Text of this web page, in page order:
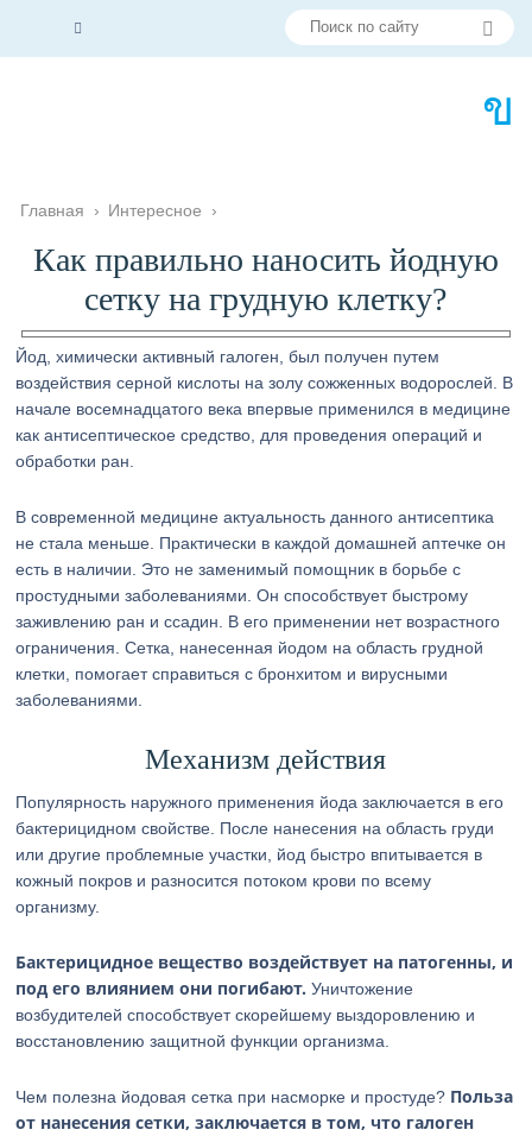
Главная › Интересное ›
Как правильно наносить йодную
сетку на грудную клетку?
Йод, химически активный галоген, был получен путем
воздействия серной кислоты на золу сожженных водорослей. В
начале восемнадцатого века впервые применился в медицине
как антисептическое средство, для проведения операций и
обработки ран.
В современной медицине актуальность данного антисептика
не стала меньше. Практически в каждой домашней аптечке он
есть в наличии. Это не заменимый помощник в борьбе с
простудными заболеваниями. Он способствует быстрому
заживлению ран и ссадин. В его применении нет возрастного
ограничения. Сетка, нанесенная йодом на область грудной
клетки, помогает справиться с бронхитом и вирусными
заболеваниями.
Механизм действия
Популярность наружного применения йода заключается в его
бактерицидном свойстве. После нанесения на область груди
или другие проблемные участки, йод быстро впитывается в
кожный покров и разносится потоком крови по всему
организму.
Бактерицидное вещество воздействует на патогенны, и
под его влиянием они погибают. Уничтожение
возбудителей способствует скорейшему выздоровлению и
восстановлению защитной функции организма.
Чем полезна йодовая сетка при насморке и простуде? Польза
от нанесения сетки, заключается в том, что галоген